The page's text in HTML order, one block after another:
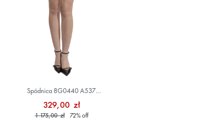
Spódnica 8G0440 A537
Szary/Srebrny
329,00 zł
1 175,00 zł 72%off